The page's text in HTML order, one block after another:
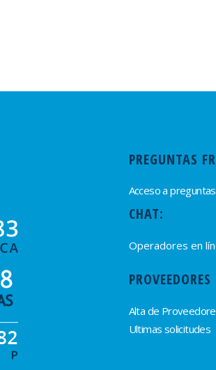
PREGUNTAS
Acceso a
CHAT:
Operadores en
PROVEEDORES
Alta de
Ultimas solicitudes